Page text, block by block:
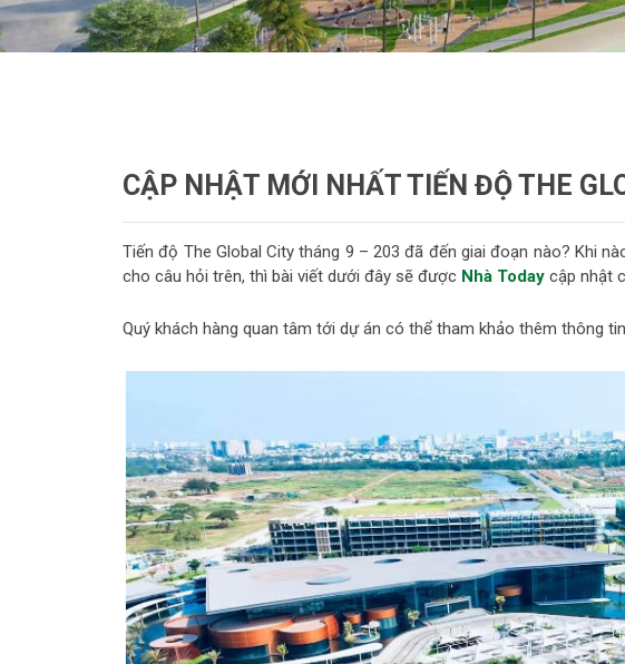
CẬP NHẬT MỚI NHẤT TIẾN ĐỘ THE
Tiến độ The Global City tháng 9 – 203 đã đến giai đoạn nào? Khi
cho câu hỏi trên, thì bài viết dưới đây sẽ được Nhà Today cập nhật
Quý khách hàng quan tâm tới dự án có thể tham khảo thêm thông